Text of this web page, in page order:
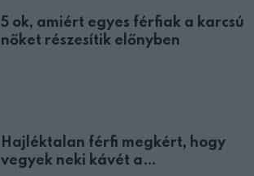
5 ok, amiért egyes férfiak a karcsú
nőket részesítik előnyben
Hajléktalan férfi megkért, hogy
vegyek neki kávét a